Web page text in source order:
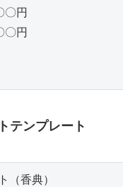
円
円
テンプレート
（香典）